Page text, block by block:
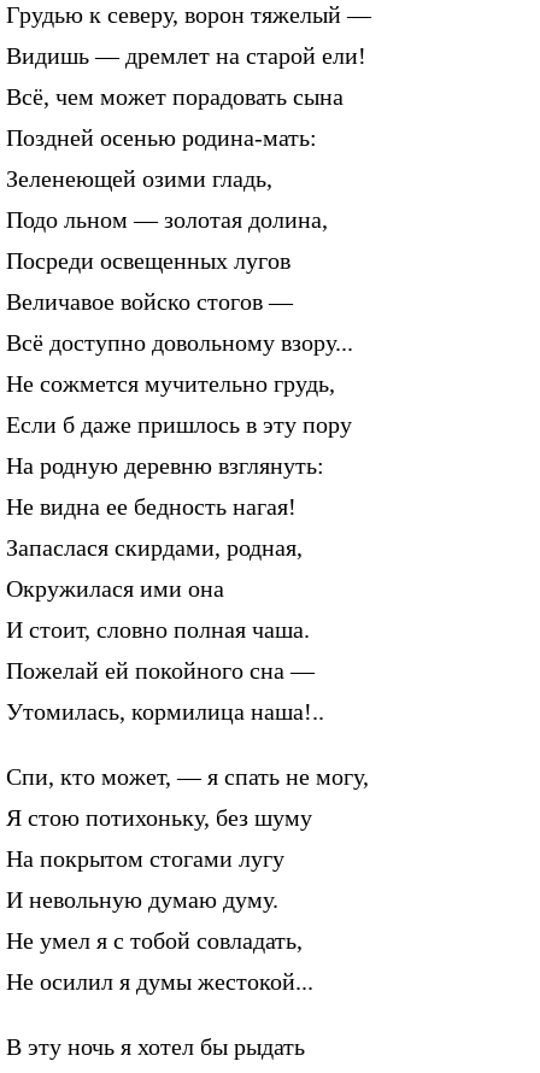
Грудью к северу, ворон тяжелый —
Видишь — дремлет на старой ели!
Всё, чем может порадовать сына
Поздней осенью родина-мать:
Зеленеющей озими гладь,
Подо льном — золотая долина,
Посреди освещенных лугов
Величавое войско стогов —
Всё доступно довольному взору...
Не сожмется мучительно грудь,
Если б даже пришлось в эту пору
На родную деревню взглянуть:
Не видна ее бедность нагая!
Запаслася скирдами, родная,
Окружилася ими она
И стоит, словно полная чаша.
Пожелай ей покойного сна —
Утомилась, кормилица наша!..
Спи, кто может, — я спать не могу,
Я стою потихоньку, без шуму
На покрытом стогами лугу
И невольную думаю думу.
Не умел я с тобой совладать,
Не осилил я думы жестокой...
В эту ночь я хотел бы рыдать